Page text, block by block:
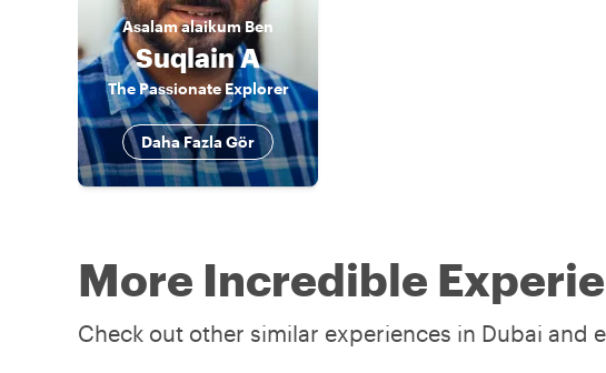
Asalam alaikumBen
Suqlain A
The Passionate Explorer
Daha Fazla Gör
More Incredible
Check out other similar experiences in Dubai and